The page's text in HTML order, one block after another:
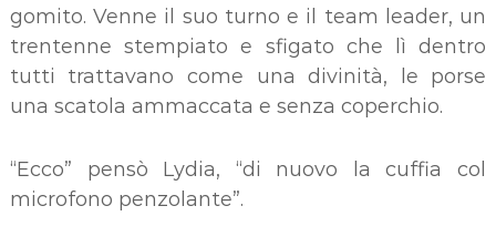
gomito. Venne il suo turno e il team leader, un
trentenne stempiato e sfigato che lì dentro
tutti trattavano come una divinità, le porse
una scatola ammaccata e senza coperchio.
“Ecco” pensò Lydia, “di nuovo la cuffia col
microfono penzolante”.